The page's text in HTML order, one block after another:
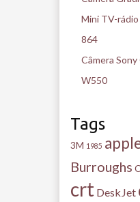
Mini TV-
864
Câmera
W550
Tags
3M 1985
Burroughs
crt DeskJet